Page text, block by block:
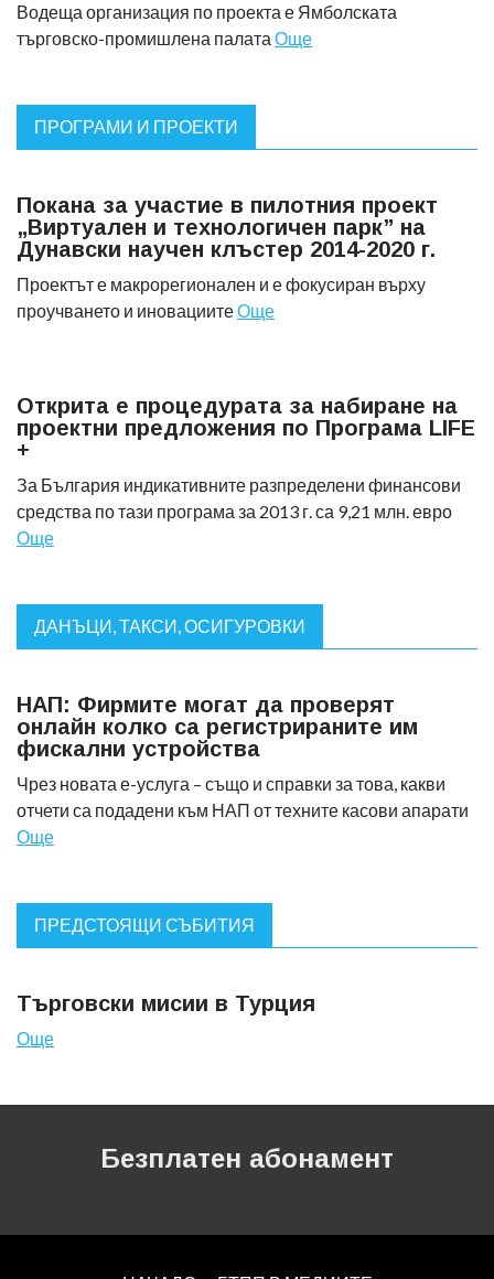
Водеща организация по проекта е Ямболската
търговско-промишлена палата Още
ПРОГРАМИ И ПРОЕКТИ
Покана за участие в пилотния проект
„Виртуален и технологичен парк” на
Дунавски научен клъстер 2014-2020 г.
Проектът е макрорегионален и е фокусиран върху
проучването и иновациитеОще
Открита е процедурата за набиране на
проектни предложения по Програма LIFE
+
За България индикативните разпределени финансови
средства по тази програма за 2013 г. са 9,21 млн. евро
Още
ДАНЪЦИ, ТАКСИ, ОСИГУРОВКИ
НАП: Фирмите могат да проверят
онлайн колко са регистрираните им
фискални устройства
Чрез новата е-услуга – също и справки за това, какви
отчети са подадени към НАП от техните касови апарати
Още
ПРЕДСТОЯЩИ СЪБИТИЯ
Търговски мисии в Турция
Още
Безплатен абонамент